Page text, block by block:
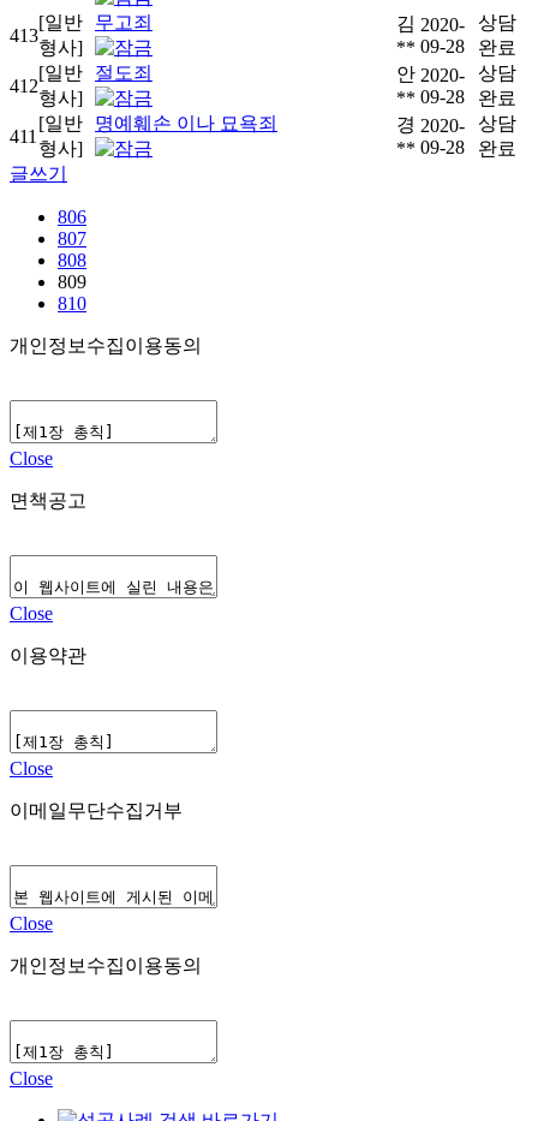
413
[일반
형사]
무고죄
김
**
2020-
09-28
상담
완료
412
[일반
형사]
절도죄
안
**
2020-
09-28
상담
완료
411
[일반
형사]
명예훼손 이나 묘욕죄
경
**
2020-
09-28
상담
완료
글쓰기
806
807
808
809
810
개인정보수집이용동의
Close
면책공고
Close
이용약관
Close
이메일무단수집거부
Close
개인정보수집이용동의
Close